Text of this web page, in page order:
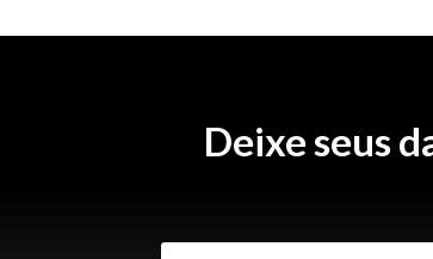
Deixe seus